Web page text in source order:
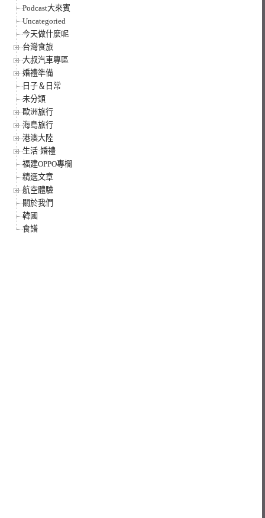
Podcast大來賓
Uncategoried
今天做什麼呢
台灣食旅
大叔汽車專區
婚禮準備
日子＆日常
未分類
歐洲旅行
海島旅行
港澳大陸
生活·婚禮
福建OPPO專欄
精選文章
航空體驗
關於我們
韓國
食譜